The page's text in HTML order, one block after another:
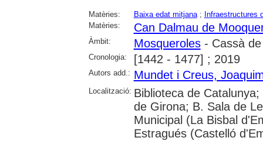
Matèries: Baixa edat mitjana; Infraestructures
Matèries:
Can Dalmau de
Àmbit: Mosqueroles- Cassà de
Cronologia: [1442 - 1477] ; 2019
Autors add.: Mundet i Creus,
Localització: Biblioteca de
de Girona; B. Sala de
Municipal (La Bisbal
Estragués (Castelló